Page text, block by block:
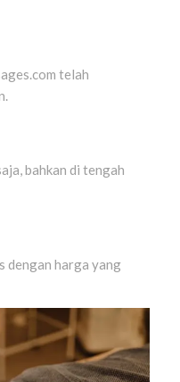
telah
bahkan di tengah
dengan harga yang